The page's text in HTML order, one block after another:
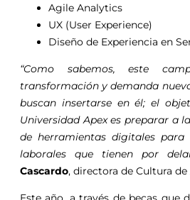
Agile Analytics
UX (User Experience)
Diseño de Experiencia en
“Como sabemos, este
transformación y demanda
buscan insertarse en él; el
Universidad Apex es preparar a
de herramientas digitales para
laborales que tienen por
Cascardo, directora de Cultura